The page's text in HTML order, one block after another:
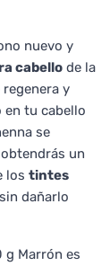
nuevo y
cabello de la
y
en tu cabello
se
un
los tintes
dañarlo
g Marrón es